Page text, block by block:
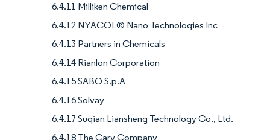
6.4.11 Milliken Chemical
6.4.12 NYACOL® Nano Technologies Inc
6.4.13 Partners in Chemicals
6.4.14 Rianlon Corporation
6.4.15 SABO S.p.A
6.4.16 Solvay
6.4.17 Suqian Liansheng Technology Co., Ltd.
6.4.18 The Cary Company